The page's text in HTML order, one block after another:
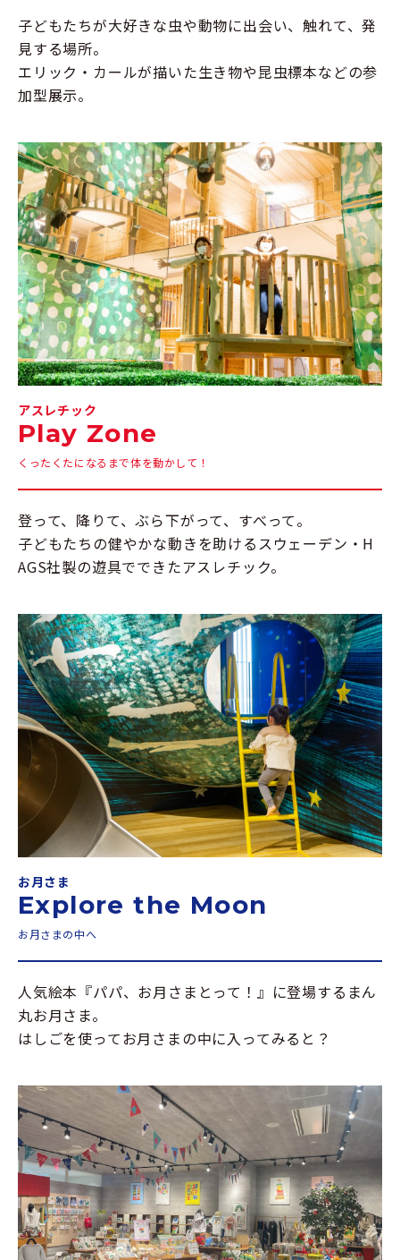
子どもたちが大好きな虫や動物に出会い、触れて、発
見する場所。
エリック・カールが描いた生き物や昆虫標本などの参
加型展示。
アスレチック
Play Zone
くったくたになるまで体を動かして！
登って、降りて、ぶら下がって、すべって。
子どもたちの健やかな動きを助けるスウェーデン・H
AGS社製の遊具でできたアスレチック。
お月さま
Explore the Moon
お月さまの中へ
人気絵本『パパ、お月さまとって！』に登場するまん
丸お月さま。
はしごを使ってお月さまの中に入ってみると？